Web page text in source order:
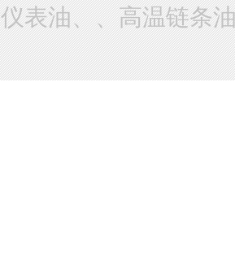
仪表油、、高温链条